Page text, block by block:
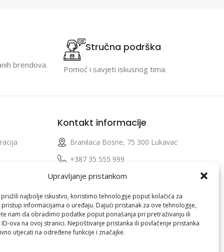
Upravljanje pristankom
najbolje iskustvo, koristimo tehnologije poput kolačića za
informacijama o uređaju. Dajući pristanak za ove tehnologije,
nam da obradimo podatke poput ponašanja pri pretraživanju ili
ova na ovoj stranici. Nepoštivanje pristanka ili povlačenje pristanka
utjecati na određene funkcije i značajke.
brendova.
Stručna podrška
Pomoć i savjeti iskusnog tima.
profila
Kontakt informacije
Branilaca Bosne, 75 300 Lukavac
+387 35 555 999
info@pconer.ba
ID: 4210115760008
PDV : 210115760008